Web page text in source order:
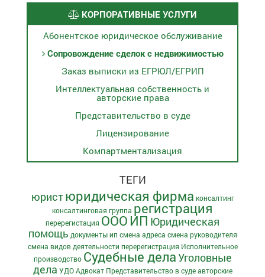
КОРПОРАТИВНЫЕ УСЛУГИ
Абонентское юридическое обслуживание
Сопровождение сделок с недвижимостью
Заказ выписки из ЕГРЮЛ/ЕГРИП
Интеллектуальная собственность и
авторские права
Представительство в суде
Лицензирование
Компартментализация
ТЕГИ
юристюридическая фирма консалтинг
консалтинговая группа регистрация
перерегистация ООО ИП Юридическая
помощь документы ип смена адреса смена руководителя
смена видов деятельности перерегистрация Исполнительное
производство Судебные дела Уголовные
дела УДО Адвокат Представительство в суде авторские